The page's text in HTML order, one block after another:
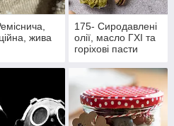
жива
175- Сиродавлені
олії, масло ГХІ та
горіхові пасти